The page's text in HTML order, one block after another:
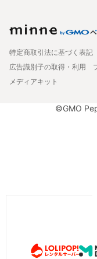
特定商取引法に基づく表記
広告識別子の取得・利用
メディアキット
©GMO